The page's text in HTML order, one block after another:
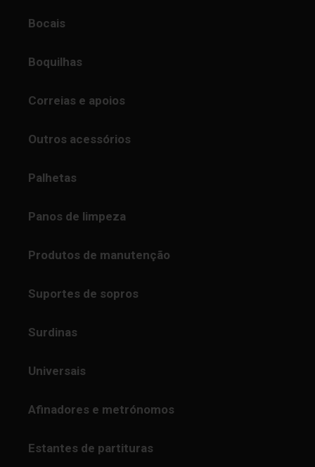
Bocais
Boquilhas
Correias e apoios
Outros acessórios
Palhetas
Panos de limpeza
Produtos de manutenção
Suportes de sopros
Surdinas
Universais
Afinadores e metrónomos
Estantes de partituras